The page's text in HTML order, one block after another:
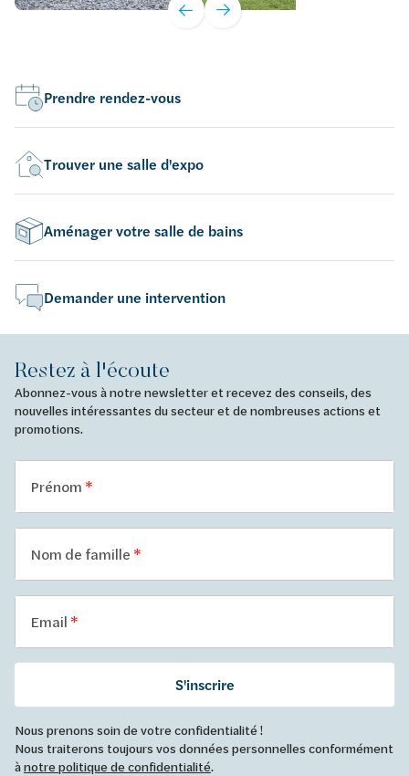
Prendre rendez-vous
Trouver une salle d'expo
Aménager votre salle de bains
Demander une intervention
Restez à l'écoute
Abonnez-vous à notre newsletter et recevez des conseils, des
nouvelles intéressantes du secteur et de nombreuses actions et
promotions.
Prénom
Nom de famille
Email
S'inscrire
Nous prenons soin de votre confidentialité !
Nous traiterons toujours vos données personnelles conformément
ànotre politique de confidentialité.